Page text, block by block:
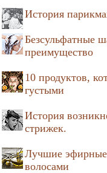
История
Безсульфатные
преимущество
10 продуктов,
густыми
История
стрижек.
Лучшие эфирные
волосами